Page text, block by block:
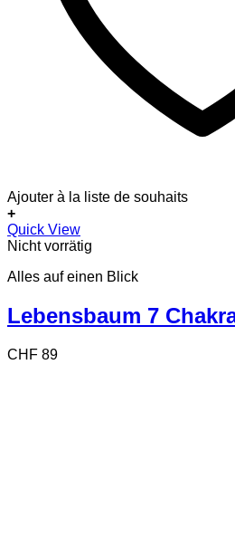
Ajouter à la liste de souhaits
+
Quick View
Nicht vorrätig
Alles auf einen Blick
Lebensbaum 7
CHF 89